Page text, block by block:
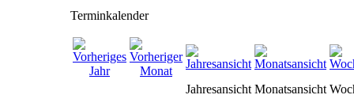
Terminkalender
Jahresansicht Monatsansicht